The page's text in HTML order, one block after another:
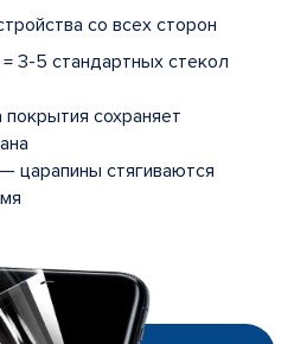
со всех сторон
3-5 стандартных стекол
сохраняет
царапины стягиваются